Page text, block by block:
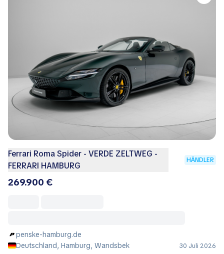
Ferrari Roma Spider - VERDE ZELTWEG -
FERRARI HAMBURG
HÄNDLER
269.900 €
penske-hamburg.de
Deutschland, Hamburg, Wandsbek
30 Juli 2026